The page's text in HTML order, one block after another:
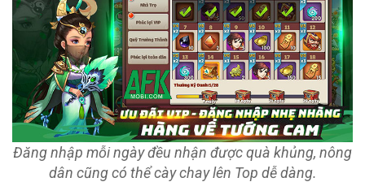
Đăng nhập mỗi ngày đều nhận được quà khủng, nông
dân cũng có thể cày chay lên Top dễ dàng.